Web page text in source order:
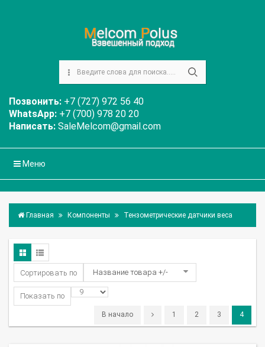
Позвонить: +7 (727) 972 56 40
WhatsApp: +7 (700) 978 20 20
Написать: SaleMelcom@gmail.com
Меню
Главная Компоненты Тензометрические датчики веса
Сортировать по Название товара +/-
Показать по
В начало 1 2 3 4